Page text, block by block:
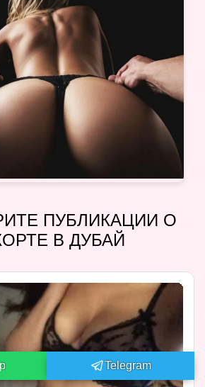
ПУБЛИКАЦИИ О
В ДУБАЙ
Telegram